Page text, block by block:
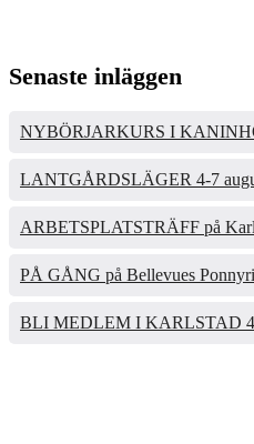
Senaste inläggen
NYBÖRJARKURS I
LANTGÅRDSLÄGER 4-7
ARBETSPLATSTRÄFF på
PÅ GÅNG på Bellevues
BLI MEDLEM I KARLSTAD